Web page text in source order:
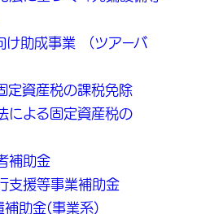
け助成事業 （ツアーバ
定資産税の課税免除
による固定資産税の
補助金
支援等事業補助金
助金(事業系)